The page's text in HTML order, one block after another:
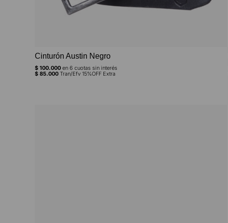
Cinturón Austin Negro
$ 100.000 en 6 cuotas sin interés
$ 85.000 Tran/Efv 15%OFF Extra